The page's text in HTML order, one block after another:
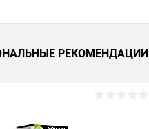
РЕКОМЕНДАЦИИ